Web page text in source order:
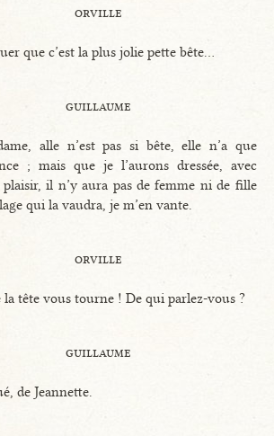
orville
que c’est la plus jolie pette bête...
guillaume
alle n’est pas si bête, elle n’a que
; mais que je l’aurons dressée, avec
il n’y aura pas de femme ni de fille
qui la vaudra, je m’en vante.
orville
la tête vous tourne ! De qui parlez-vous ?
guillaume
de Jeannette.